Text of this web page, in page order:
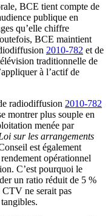
BCE tient compte de
publique en
qu’elle chiffre
BCE maintient
2010-782 et de
traditionnelle de
à l’actif de
radiodiffusion 2010-782
montrer plus souple en
menée par
sur les arrangements
est également
opérationnel
C’est pourquoi le
un ratio réduit de 5 %
ne serait pas